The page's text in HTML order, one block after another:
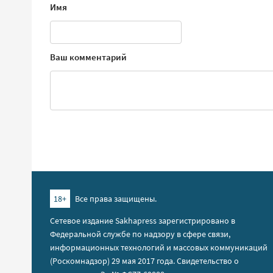
Имя
Ваш комментарий
18+
Все права защищены.
Сетевое издание Sakhapress зарегистрировано в
Федеральной службе по надзору в сфере связи,
информационных технологий и массовых коммуникаций
(Роскомнадзор) 29 мая 2017 года. Свидетельство о